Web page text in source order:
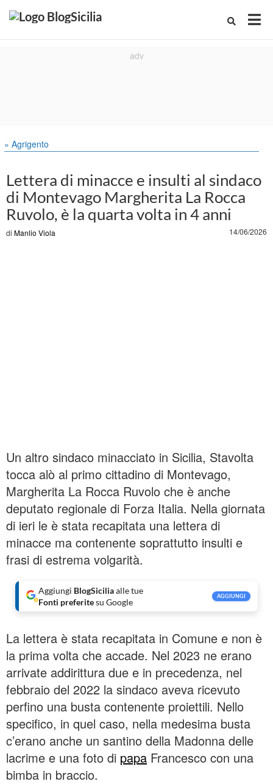
» Agrigento
Lettera di minacce e insulti al sindaco
di Montevago Margherita La Rocca
Ruvolo, è la quarta volta in 4 anni
di Manlio Viola 14/06/2026
Un altro sindaco minacciato in Sicilia, Stavolta
tocca alò al primo cittadino di Montevago,
Margherita La Rocca Ruvolo che è anche
deputato regionale di Forza Italia. Nella giornata
di ieri le è stata recapitata una lettera di
minacce ma contenente soprattutto insulti e
frasi di estrema volgarità.
Aggiungi BlogSiciliaalle tue
Fonti preferitesu Google
AGGIUNGI
La lettera è stata recapitata in Comune e non è
la prima volta che accade. Nel 2023 ne erano
arrivate addirittura due e in precedenza, nel
febbraio del 2022 la sindaco aveva ricevuto
perfino una busta contenente proiettili. Nello
specifico, in quel caso, nella medesima busta
c’erano anche un santino della Madonna delle
lacrime e una foto di papa Francesco con una
bimba in braccio.